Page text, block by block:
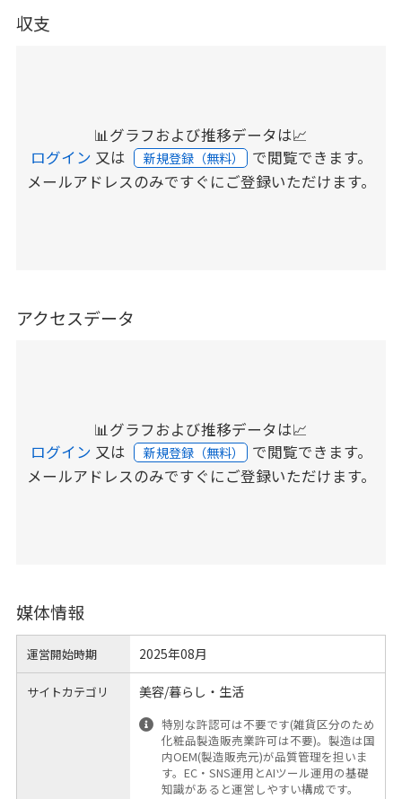
収支
📊グラフおよび推移データは📈
ログイン 又は 新規登録（無料） で閲覧できます。
メールアドレスのみですぐにご登録いただけます。
アクセスデータ
📊グラフおよび推移データは📈
ログイン 又は 新規登録（無料） で閲覧できます。
メールアドレスのみですぐにご登録いただけます。
媒体情報
運営開始時期 2025年08月
サイトカテゴリ 美容/暮らし・生活
特別な許認可は不要です(雑貨区分のため
化粧品製造販売業許可は不要)。製造は国
内OEM(製造販売元)が品質管理を担いま
す。EC・SNS運用とAIツール運用の基礎
知識があると運営しやすい構成です。